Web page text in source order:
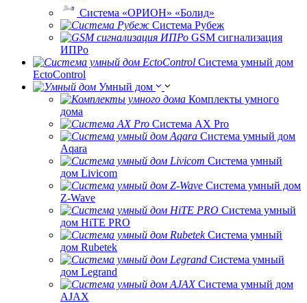
Система «ОРИОН» «Болид»
Система Рубеж
GSM сигнализация
ИПРо
Система умный дом
EctoControl
Умный дом
Комплекты умного
дома
Система AX Pro
Система умный дом
Aqara
Система умный
дом Livicom
Система умный дом
Z-Wave
Система умный
дом HiTE PRO
Система умный
дом Rubetek
Система умный
дом Legrand
Система умный дом
AJAX